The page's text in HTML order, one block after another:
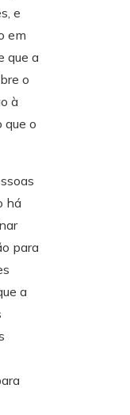
e
em
que a
o
à
que o
há
para
a